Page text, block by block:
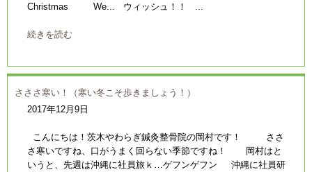
Christmas We... ウィッシュ！！ ...
続きを読む
さささ寒い！（寒い冬こそ歩きましょう！）
2017年12月9日
こんにちは！茨木やわらぎ鍼灸整骨院の岡村です！ ささ
さ寒いですね、口がうまく回らない季節ですね！ 岡村はと
いうと、先週は沖縄に社員旅ｋ…ゲフンゲフン 沖縄に社員研